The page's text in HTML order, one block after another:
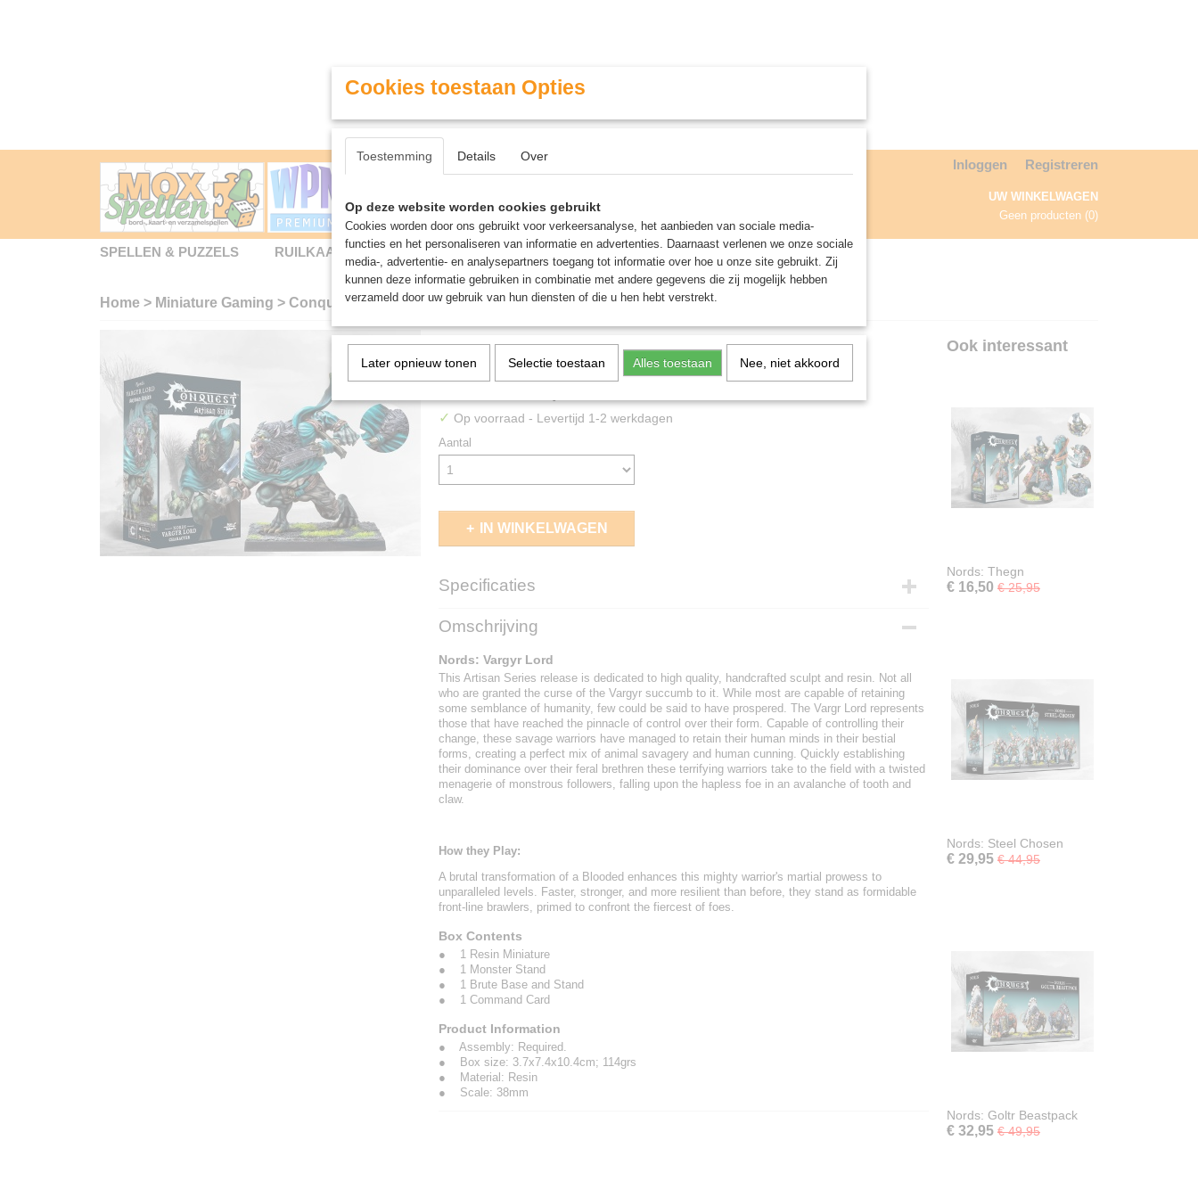
Contact & Openingstijden Inloggen Registreren
UW WINKELWAGEN
Geen producten (0)
SPELLEN & PUZZELS RUILKAARTEN MINIATURE GAMING ROLE PLAYING GAMES AGENDA
Home > Miniature Gaming > Conquest / First Blood>Nords>Nords: Vargyr Lord
Nords: Vargyr Lord
€ 25,95
✓ Op voorraad - Levertijd 1-2 werkdagen
Aantal
IN WINKELWAGEN
Specificaties
EAN code
Omschrijving
Nords: Vargyr Lord
This Artisan Series release is dedicated to high quality, handcrafted sculpt and resin. Not all
who are granted the curse of the Vargyr succumb to it. While most are capable of retaining
some semblance of humanity, few could be said to have prospered. The Vargr Lord represents
those that have reached the pinnacle of control over their form. Capable of controlling their
change, these savage warriors have managed to retain their human minds in their bestial
forms, creating a perfect mix of animal savagery and human cunning. Quickly establishing
their dominance over their feral brethren these terrifying warriors take to the field with a twisted
menagerie of monstrous followers, falling upon the hapless foe in an avalanche of tooth and
claw.
How they Play:
A brutal transformation of a Blooded enhances this mighty warrior's martial prowess to
unparalleled levels. Faster, stronger, and more resilient than before, they stand as formidable
front-line brawlers, primed to confront the fiercest of foes.
Box Contents
● 1 Resin Miniature
● 1 Monster Stand
● 1 Brute Base and Stand
● 1 Command Card
Product Information
● Assembly: Required.
● Box size: 3.7x7.4x10.4cm; 114grs
● Material: Resin
● Scale: 38mm
Ook interessant
Nords: Thegn
€ 16,50 € 25,95
Nords: Steel Chosen
€ 29,95 € 44,95
Nords: Goltr Beastpack
€ 32,95 € 49,95
Cookies toestaan Opties
Toestemming Details Over
Op deze website worden cookies gebruikt
Cookies worden door ons gebruikt voor verkeersanalyse, het aanbieden van sociale media-
functies en het personaliseren van informatie en advertenties. Daarnaast verlenen we onze sociale
media-, advertentie- en analysepartners toegang tot informatie over hoe u onze site gebruikt. Zij
kunnen deze informatie gebruiken in combinatie met andere gegevens die zij mogelijk hebben
verzameld door uw gebruik van hun diensten of die u hen hebt verstrekt.
Later opnieuw tonen Selectie toestaan Alles toestaan Nee, niet akkoord